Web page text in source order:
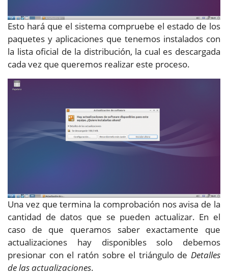
Esto hará que el sistema compruebe el estado de los
paquetes y aplicaciones que tenemos instalados con
la lista oficial de la distribución, la cual es descargada
cada vez que queremos realizar este proceso.
Una vez que termina la comprobación nos avisa de la
cantidad de datos que se pueden actualizar. En el
caso de que queramos saber exactamente que
actualizaciones hay disponibles solo debemos
presionar con el ratón sobre el triángulo de Detalles
de las actualizaciones.